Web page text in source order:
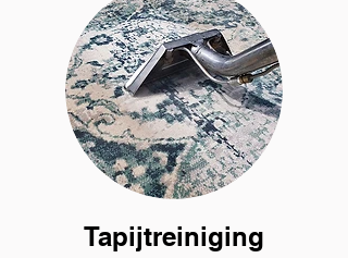
Tapijtreiniging